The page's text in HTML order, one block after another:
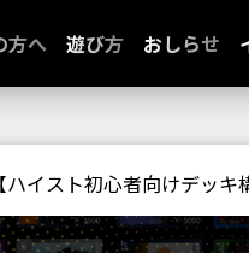
方へ 遊び方 おしらせ
ハイスト初心者向けデッ